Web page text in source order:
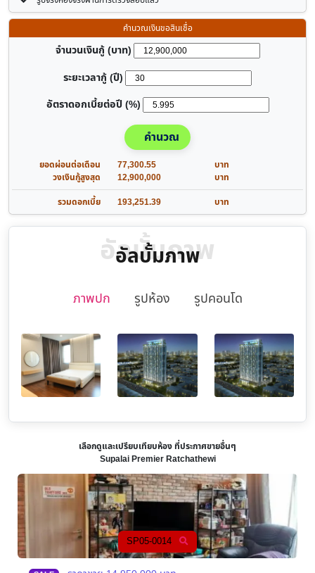
คำนวณเงินขอสินเชื่อ
จำนวนเงินกู้ (บาท)
ระยะเวลากู้ (ปี)
อัตราดอกเบี้ยต่อปี (%)
คำนวณ
ยอดผ่อนต่อเดือน 77,300.55
บาท
วงเงินกู้สูงสุด
12,900,000
บาท
รวมดอกเบี้ย
193,251.39 บาท
อัลบั้มภาพ
อัลบั้มภาพ
ภาพปก รูปห้อง รูปคอนโด
เลือกดูและเปรียบเทียบห้อง ที่ประกาศขายอื่นๆ
Supalai Premier Ratchathewi
SP05-0014